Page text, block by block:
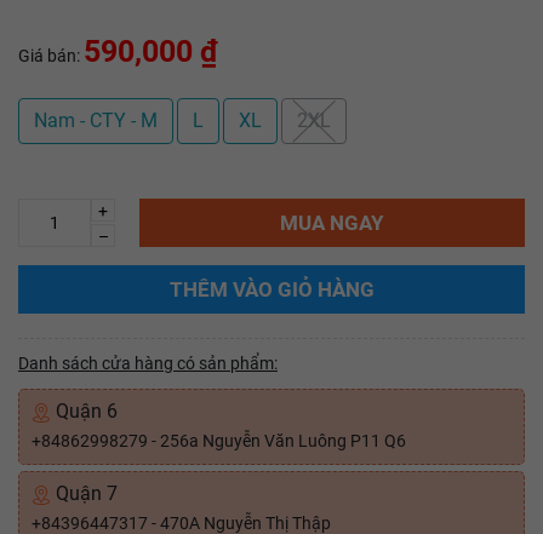
Giá bán: 590,000 ₫
Nam - CTY - M L XL 2XL
+
–
MUA NGAY
THÊM VÀO GIỎ HÀNG
Danh sách cửa hàng có sản phẩm:
Quận 6
+84862998279 - 256a Nguyễn Văn Luông P11 Q6
Quận 7
+84396447317 - 470A Nguyễn Thị Thập